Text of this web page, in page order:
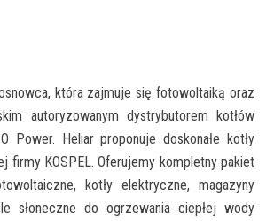
która zajmuje się fotowoltaiką oraz
autoryzowanym dystrybutorem kotłów
Power. Heliar proponuje doskonałe kotły
firmy KOSPEL. Oferujemy kompletny pakiet
kotły elektryczne, magazyny
słoneczne do ogrzewania ciepłej wody